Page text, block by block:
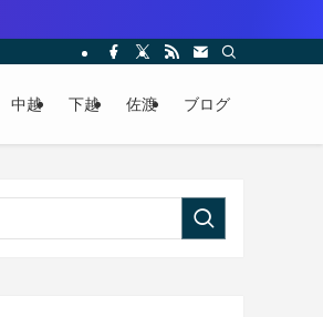
中越 下越 佐渡 ブログ